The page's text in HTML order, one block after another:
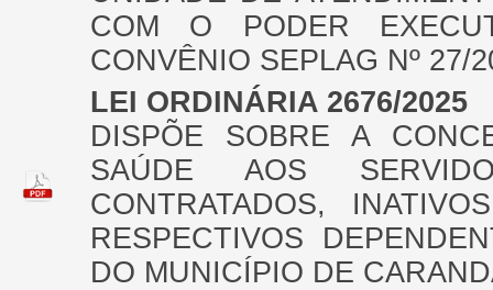
COM O PODER
CONVÊNIO SEPLAG Nº 27/
LEI ORDINÁRIA 2676/2025
DISPÕE SOBRE A
SAÚDE AOS
CONTRATADOS,
RESPECTIVOS
DO MUNICÍPIO DE